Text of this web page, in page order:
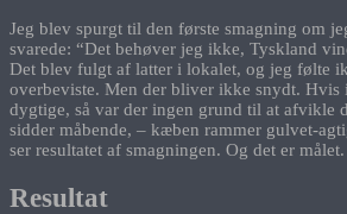
Jeg blev spurgt til den første smagning om
svarede: “Det behøver jeg ikke, Tyskland
Det blev fulgt af latter i lokalet, og jeg følte
overbeviste. Men der bliver ikke snydt. Hvis
dygtige, så var der ingen grund til at afvikle
sidder måbende, – kæben rammer gulvet-
ser resultatet af smagningen. Og det er målet.
Resultat